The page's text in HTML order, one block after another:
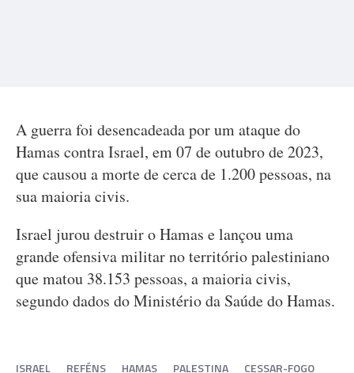
A guerra foi desencadeada por um ataque do
Hamas contra Israel, em 07 de outubro de 2023,
que causou a morte de cerca de 1.200 pessoas, na
sua maioria civis.
Israel jurou destruir o Hamas e lançou uma
grande ofensiva militar no território palestiniano
que matou 38.153 pessoas, a maioria civis,
segundo dados do Ministério da Saúde do Hamas.
ISRAEL REFÉNS HAMAS PALESTINA CESSAR-FOGO